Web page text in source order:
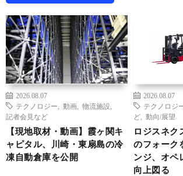
2026.08.07
テクノロジー
動画 物流施設
記者会見など
【現地取材・動画】霞ヶ関キ
ャピタル、川崎・東扇島の冷
凍自動倉庫を公開
2026.08.07
テクノロジ
ど
動向/展望
ロジスネク
のフォーク
ンジ、オペ
向上図る